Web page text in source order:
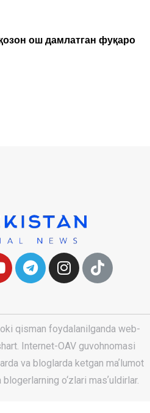
ош дамлатган фуқаро
qisman foydalanilganda web-
Internet-OAV guvohnomasi
va bloglarda ketgan maʼlumot
o‘zlari masʼuldirlar.